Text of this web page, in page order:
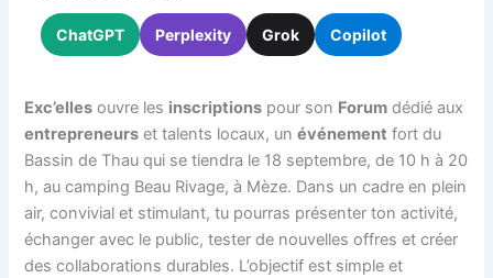
ChatGPT Perplexity Grok Copilot
Exc’elles ouvre les inscriptions pour son Forum dédié aux
entrepreneurs et talents locaux, unévénement fort du
Bassin de Thau qui se tiendra le 18 septembre, de 10 h à 20
h, au camping Beau Rivage, à Mèze. Dans un cadre en plein
air, convivial et stimulant, tu pourras présenter ton activité,
échanger avec le public, tester de nouvelles offres et créer
des collaborations durables. L’objectif est simple et